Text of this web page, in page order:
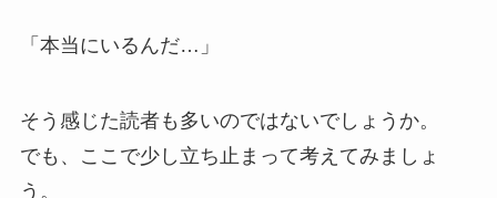
「本当にいるんだ…」
そう感じた読者も多いのではないでしょうか。
でも、ここで少し立ち止まって考えてみましょ
う。